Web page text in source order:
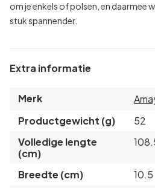
om je enkels of polsen, en daarmee
stuk spannender.
Extra informatie
Merk
Productgewicht (g)
52
Volledige lengte
(cm)
Breedte (cm)
10.5